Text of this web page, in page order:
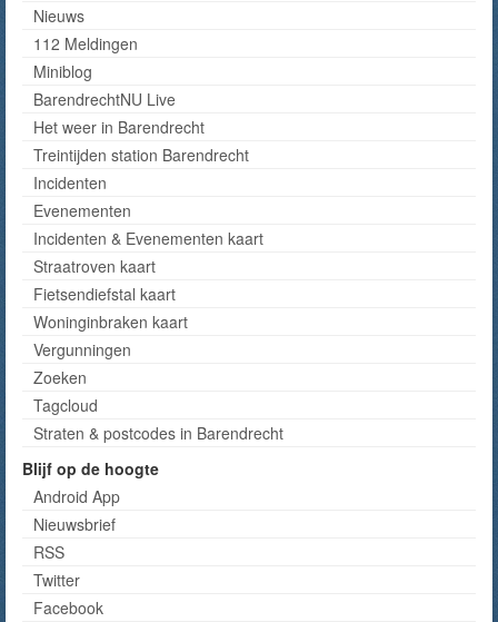
Nieuws
112 Meldingen
Miniblog
BarendrechtNU Live
Het weer in Barendrecht
Treintijden station Barendrecht
Incidenten
Evenementen
Incidenten & Evenementen kaart
Straatroven kaart
Fietsendiefstal kaart
Woninginbraken kaart
Vergunningen
Zoeken
Tagcloud
Straten & postcodes in Barendrecht
Blijf op de hoogte
Android App
Nieuwsbrief
RSS
Twitter
Facebook